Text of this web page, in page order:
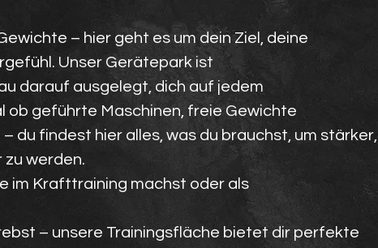
– hier geht es um dein Ziel, deine
Unser Gerätepark ist
darauf ausgelegt, dich auf jedem
ob geführte Maschinen, freie Gewichte
du findest hier alles, was du brauchst, um stärker,
werden.
im Krafttraining machst oder als
– unsere Trainingsfläche bietet dir perfekte